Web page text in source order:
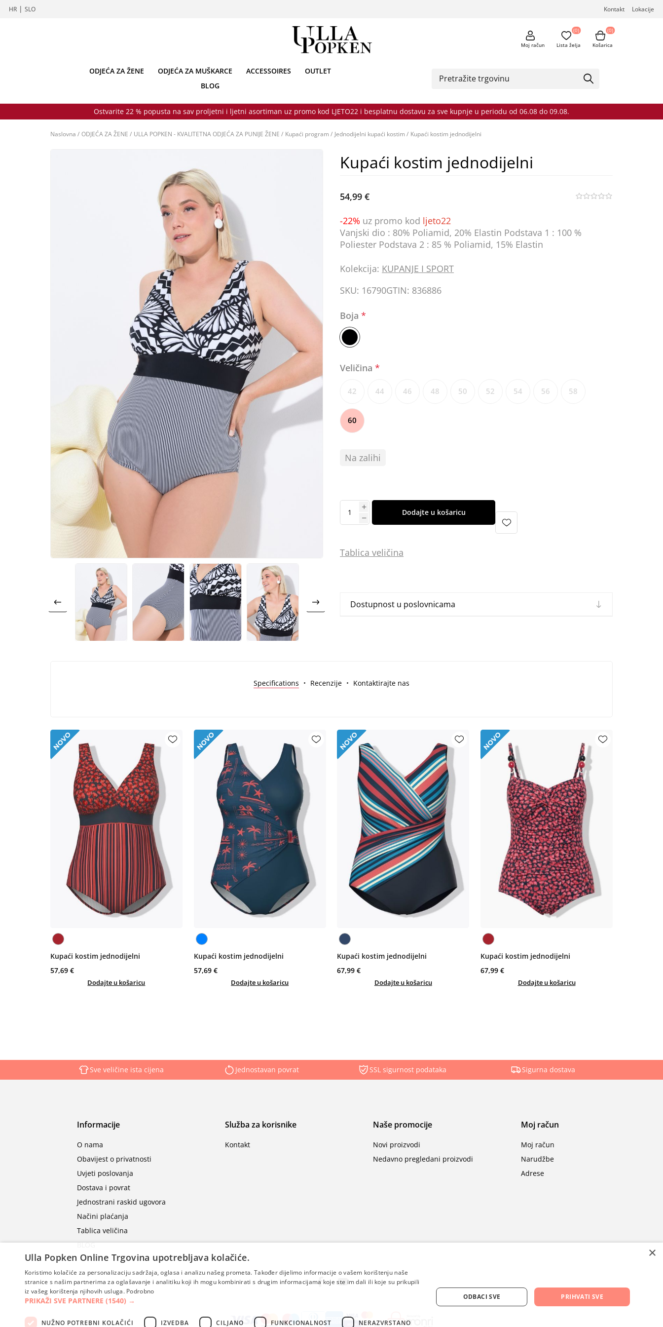
HR | SLO Kontakt Lokacije
Moj račun Lista želja
(0)
Košarica
(0)
ODJEĆA ZA ŽENE ODJEĆA ZA MUŠKARCE ACCESSOIRES
OUTLET
BLOG
Ostvarite 22 % popusta na sav proljetni i ljetni asortiman uz promo kod LJETO22 i besplatnu dostavu za sve kupnje u periodu od 06.08 do 09.08.
Naslovna / ODJEĆA ZA ŽENE / ULLA POPKEN - KVALITETNA ODJEĆA ZA PUNIJE ŽENE / Kupaći program / Jednodijelni kupaći kostim / Kupaći kostim jednodijelni
Kupaći kostim jednodijelni
54,99 €
-22% uz promo kod ljeto22
Vanjski dio : 80% Poliamid, 20% Elastin Podstava 1 : 100 %
Poliester Podstava 2 : 85 % Poliamid, 15% Elastin
Kolekcija: KUPANJE I SPORT
SKU: 16790GTIN: 836886
Boja*
Veličina*
42 44 46 48 50 52 54 56 58
60
Na zalihi
Dodajte u košaricu
Tablica veličina
Dostupnost u poslovnicama
Specifications Recenzije Kontaktirajte nas
Kupaći kostim jednodijelni
57,69 €
Dodajte u košaricu
Kupaći kostim jednodijelni
57,69 €
Dodajte u košaricu
Kupaći kostim jednodijelni
67,99 €
Dodajte u košaricu
Kupaći kostim jednodijelni
67,99 €
Dodajte u košaricu
Sve veličine ista cijena Jednostavan povrat SSL sigurnost podataka Sigurna dostava
Informacije
O nama
Obavijest o privatnosti
Uvjeti poslovanja
Dostava i povrat
Jednostrani raskid ugovora
Načini plaćanja
Tablica veličina
BLOG
Služba za korisnike
Kontakt
Naše promocije
Novi proizvodi
Nedavno pregledani proizvodi
Moj račun
Moj račun
Narudžbe
Adrese
×
Ulla Popken Online Trgovina upotrebljava kolačiće.
Koristimo kolačiće za personalizaciju sadržaja, oglasa i analizu našeg prometa. Također dijelimo informacije o vašem korištenju naše
stranice s našim partnerima za oglašavanje i analitiku koji ih mogu kombinirati s drugim informacijama koje ste im dali ili koje su prikupili
iz vašeg korištenja njihovih usluga. Podrobno
PRIKAŽI SVE PARTNERE (1540) →
NUŽNO POTREBNI KOLAČIĆI IZVEDBA CILJANO FUNKCIONALNOST NERAZVRSTANO
PRIHVATI SVE
ODBACI SVE